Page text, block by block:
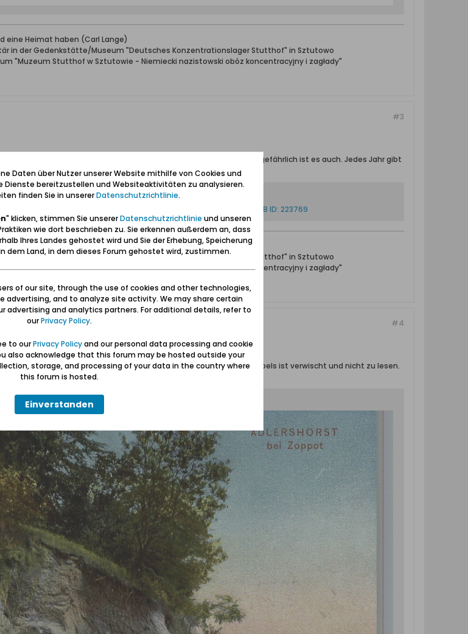
eine Heimat haben (Carl Lange)
in der Gedenkstätte/Museum "Deutsches Konzentrationslager Stutthof" in Sztutowo
"Muzeum Stutthof w Sztutowie - Niemiecki nazistowski obóz koncentracyjny i zagłady"
#3
So gefährlich es direkt an der Abbruchkanten aussieht, so gefährlich ist es auch. Jedes Jahr gibt
eine Heimat haben (Carl Lange)
in der Gedenkstätte/Museum "Deutsches Konzentrationslager Stutthof" in Sztutowo
"Muzeum Stutthof w Sztutowie - Niemiecki nazistowski obóz koncentracyjny i zagłady"
#4
genau sagen wann sie verschickt wurde. Das Datum des Poststempels ist verwischt und nicht zu lesen.
einen von der Steilküste auf den Strand abgerutschten Baum.
Daten über Nutzer unserer Website mithilfe von Cookies und
Dienste bereitzustellen und Websiteaktivitäten zu analysieren.
finden Sie in unsererDatenschutzrichtlinie.
" klicken, stimmen Sie unsererDatenschutzrichtlinie und unseren
wie dort beschrieben zu. Sie erkennen außerdem an, dass
Ihres Landes gehostet wird und Sie der Erhebung, Speicherung
dem Land, in dem dieses Forum gehostet wird, zustimmen.
of our site, through the use of cookies and other technologies,
advertising, and to analyze site activity. We may share certain
advertising and analytics partners. For additional details, refer to
ourPrivacy Policy.
to ourPrivacy Policyand our personal data processing and cookie
also acknowledge that this forum may be hosted outside your
storage, and processing of your data in the country where
this forum is hosted.
Einverstanden